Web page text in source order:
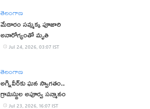
తెలంగాణ
మేడారం సమ్మక్క పూజారి
అనారోగ్యంతో మృతి
Jul 24, 2026, 03:07 IST
తెలంగాణ
అగ్నివీర్‌కు ఘన స్వాగతం..
గ్రామస్థుల అపూర్వ సన్మానం
Jul 23, 2026, 16:07 IST